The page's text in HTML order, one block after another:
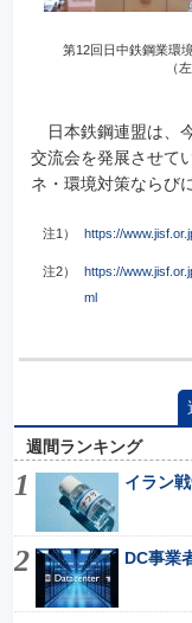
第12回日中鉄鋼業環
（
日本鉄鋼連盟は、
交流会を発展させて
ネ・環境対策ならび
注1） https://
注2）
https://
ml
週間ランキング
イラン
DC事業